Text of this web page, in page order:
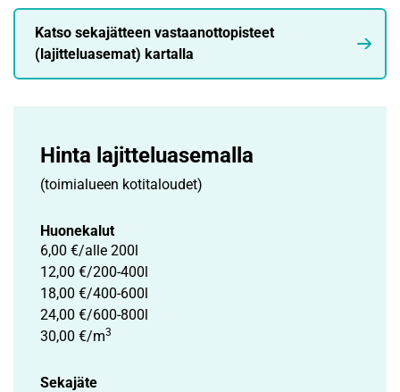
Katso sekajätteen vastaanottopisteet
(lajitteluasemat) kartalla
Hinta lajittelu­asemalla
(toimialueen kotitaloudet)
Huonekalut
6,00 €/alle 200l
12,00 €/200-400l
18,00 €/400-600l
24,00 €/600-800l
30,00 €/m3
Sekajäte